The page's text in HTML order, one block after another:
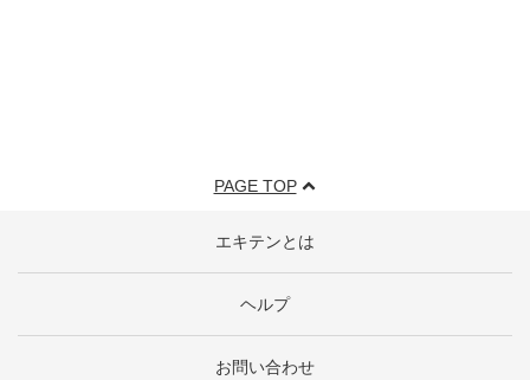
PAGE TOP
エキテンとは
ヘルプ
お問い合わせ